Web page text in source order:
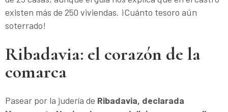
existen más de 250 viviendas. ¡Cuánto tesoro aún
soterrado!
Ribadavia: el corazón de la
comarca
Pasear por la judería de Ribadavia, declarada